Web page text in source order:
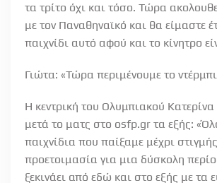
τα τρίτο όχι και τόσο. Τώρα
με τον Παναθηναϊκό και θα είμαστε
παιχνίδι αυτό αφού και το κίνητρο
Γιώτα: «Τώρα περιμένουμε το
Η κεντρική του Ολυμπιακού
μετά το ματς στο osfp.gr τα εξής:
παιχνίδια που παίξαμε μέχρι
προετοιμασία για μια δύσκολη
ξεκινάει από εδώ και στο εξής με τα